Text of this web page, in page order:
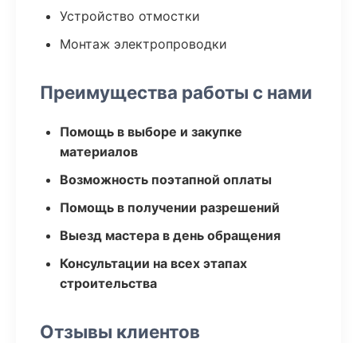
Устройство отмостки
Монтаж электропроводки
Преимущества работы с нами
Помощь в выборе и закупке
материалов
Возможность поэтапной оплаты
Помощь в получении разрешений
Выезд мастера в день обращения
Консультации на всех этапах
строительства
Отзывы клиентов